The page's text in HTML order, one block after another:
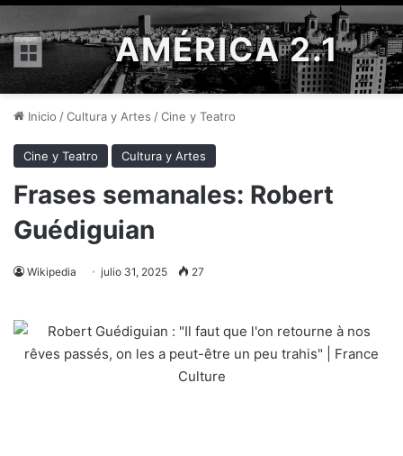
Menú AMÉRICA 2.1
Inicio /Cultura y Artes /Cine y Teatro
Cine y Teatro Cultura y Artes
Frases semanales: Robert
Guédiguian
Wikipedia julio 31, 2025 27